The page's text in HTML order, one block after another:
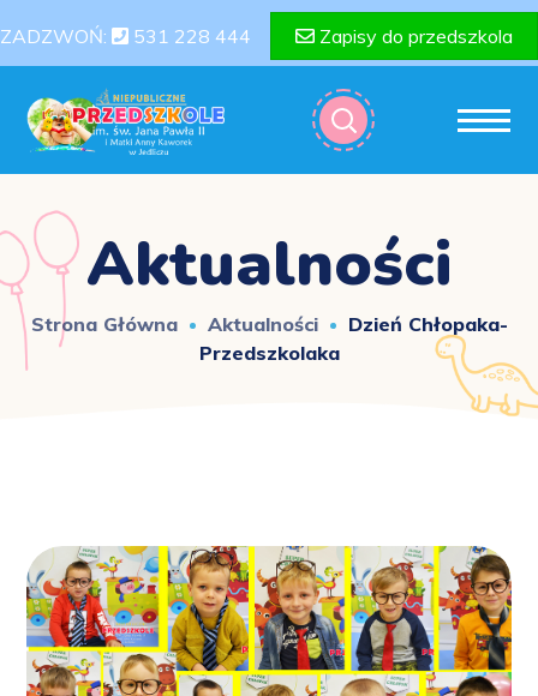
ZADZWOŃ: 531 228 444 Zapisy do przedszkola
Aktualności
Strona Główna Aktualności
Dzień Chłopaka-
Przedszkolaka